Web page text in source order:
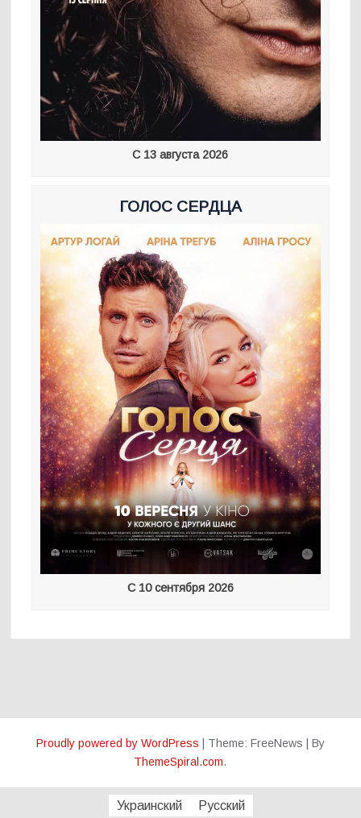
С 13 августа 2026
ГОЛОС СЕРДЦА
С 10 сентября 2026
Proudly powered by WordPress Theme: FreeNews
By
ThemeSpiral.com.
Украинский Русский